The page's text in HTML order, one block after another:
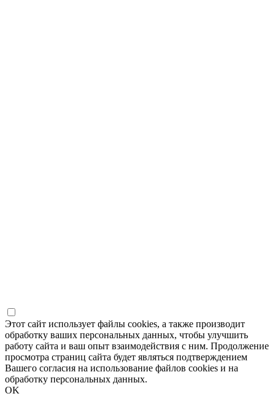
Этот сайт использует файлы cookies, а также производит
обработку ваших персональных данных, чтобы улучшить
работу сайта и ваш опыт взаимодействия с ним. Продолжение
просмотра страниц сайта будет являться подтверждением
Вашего согласия на использование файлов cookies и на
обработку персональных данных.
OK